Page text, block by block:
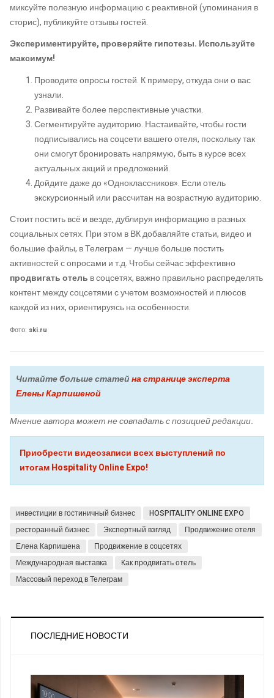
миксуйте полезную информацию с реактивной (упоминания в
сторис), публикуйте отзывы гостей.
Экспериментируйте, проверяйте гипотезы. Используйте
максимум!
Проводите опросы гостей. К примеру, откуда они о вас
узнали.
Развивайте более перспективные участки.
Сегментируйте аудиторию. Настаивайте, чтобы гости
подписывались на соцсети вашего отеля, поскольку так
они смогут бронировать напрямую, быть в курсе всех
актуальных акций и предложений.
Дойдите даже до «Одноклассников». Если отель
экскурсионный или рассчитан на возрастную аудиторию.
Стоит постить всё и везде, дублируя информацию в разных
социальных сетях. При этом в ВК добавляйте статьи, видео и
большие файлы, в Телеграм — лучше больше постить
активностей с опросами и т.д. Чтобы сейчас эффективно
продвигать отель в соцсетях, важно правильно распределять
контент между соцсетями с учетом возможностей и плюсов
каждой из них, ориентируясь на особенности.
Фото: ski.ru
Читайте больше статейна странице эксперта
Елены Карпишеной
Мнение автора может не совпадать с позицией редакции.
Приобрести видеозаписи всех выступлений по
итогам Hospitality Online Expo!
инвестиции в гостиничный бизнес
HOSPITALITY ONLINE EXPO
ресторанный бизнес
Экспертный взгляд
Продвижение отеля
Елена Карпишена
Продвижение в соцсетях
Международная выставка
Как продвигать отель
Массовый переход в Телеграм
ПОСЛЕДНИЕ НОВОСТИ